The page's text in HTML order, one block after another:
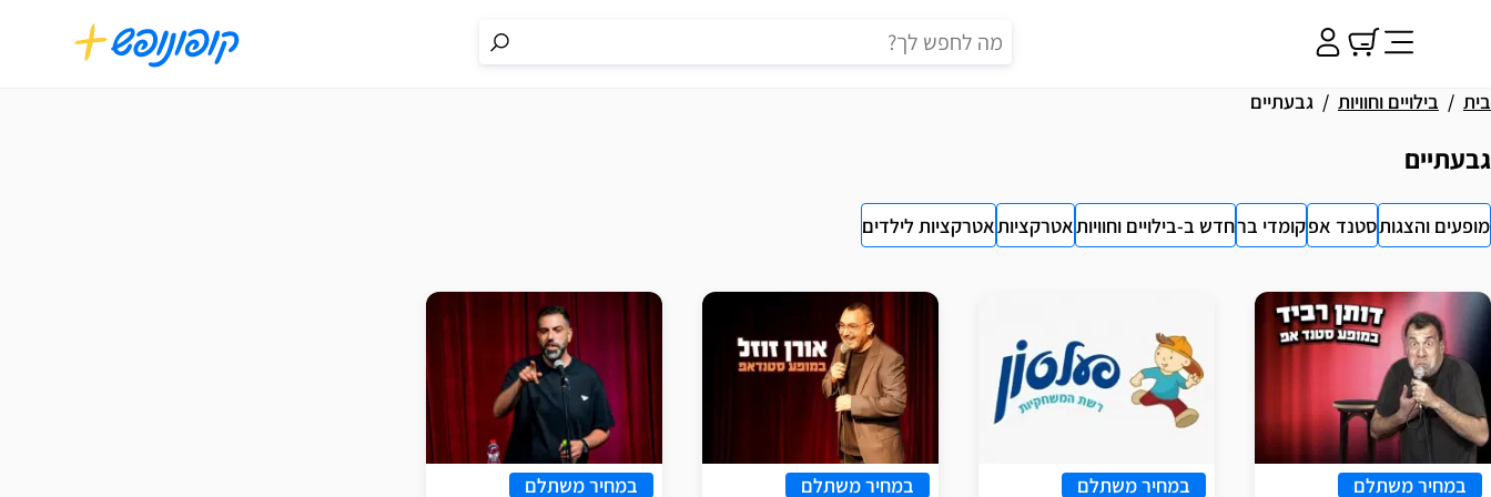
בית בילויים וחוויות גבעתיים
גבעתיים
מופעים והצגותסטנד אפקומדי ברחדש ב-בילויים וחוויותאטרקציותאטרקציות לילדים
תוצאות
במחיר משתלם במחיר משתלם במחיר משתלם במחיר משתלם